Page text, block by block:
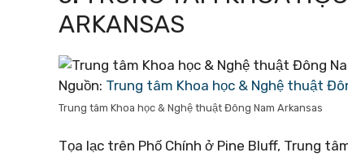
ARKANSAS
Nguồn: Trung tâm Khoa học & Nghệ thuật
Trung tâm Khoa học & Nghệ thuật Đông Nam Arkansas
Tọa lạc trên Phố Chính ở Pine Bluff, Trung